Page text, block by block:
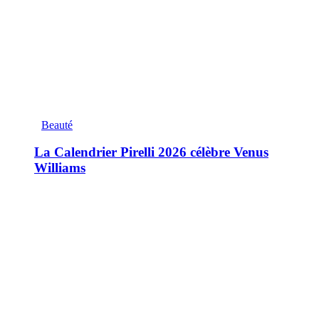
Beauté
La Calendrier Pirelli 2026 célèbre Venus
Williams